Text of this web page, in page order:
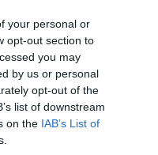
your personal or
opt-out section to
you may
by us or personal
opt-out of the
list of downstream
on the IAB’s List of